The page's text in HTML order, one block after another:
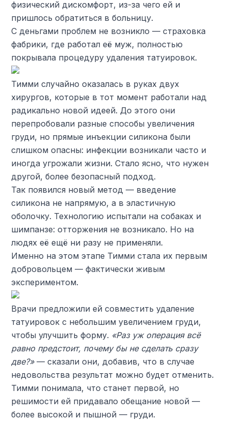
физический дискомфорт, из-за чего ей и
пришлось обратиться в больницу.
С деньгами проблем не возникло — страховка
фабрики, где работал её муж, полностью
покрывала процедуру удаления татуировок.
Тимми случайно оказалась в руках двух
хирургов, которые в тот момент работали над
радикально новой идеей. До этого они
перепробовали разные способы увеличения
груди, но прямые инъекции силикона были
слишком опасны: инфекции возникали часто и
иногда угрожали жизни. Стало ясно, что нужен
другой, более безопасный подход.
Так появился новый метод — введение
силикона не напрямую, а в эластичную
оболочку. Технологию испытали на собаках и
шимпанзе: отторжения не возникало. Но на
людях её ещё ни разу не применяли.
Именно на этом этапе Тимми стала их первым
добровольцем — фактически живым
экспериментом.
Врачи предложили ей совместить удаление
татуировок с небольшим увеличением груди,
чтобы улучшить форму. «Раз уж операция всё
равно предстоит, почему бы не сделать сразу
две?»— сказали они, добавив, что в случае
недовольства результат можно будет отменить.
Тимми понимала, что станет первой, но
решимости ей придавало обещание новой —
более высокой и пышной — груди.